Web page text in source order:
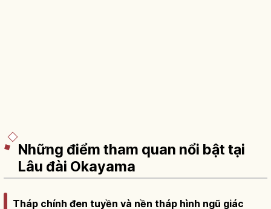
Những điểm tham quan nổi bật tại
Lâu đài Okayama
Tháp chính đen tuyền và nền tháp hình ngũ giác